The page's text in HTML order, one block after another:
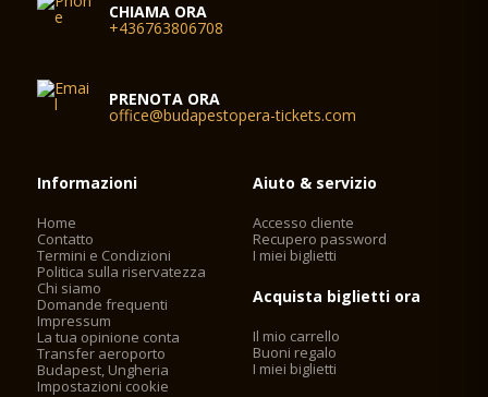
CHIAMA ORA
+436763806708
PRENOTA ORA
office@budapestopera-tickets.com
Informazioni
Home
Contatto
Termini e Condizioni
Politica sulla riservatezza
Chi siamo
Domande frequenti
Impressum
La tua opinione conta
Transfer aeroporto
Budapest, Ungheria
Impostazioni cookie
Aiuto & servizio
Accesso cliente
Recupero password
I miei biglietti
Acquista biglietti ora
Il mio carrello
Buoni regalo
I miei biglietti